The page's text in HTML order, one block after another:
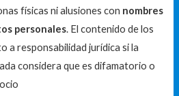
físicas ni alusiones con nombres
personales. El contenido de los
a responsabilidad jurídica si la
considera que es difamatorio o